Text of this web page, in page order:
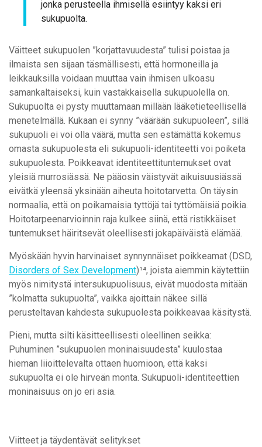
jonka perusteella ihmisellä esiintyy kaksi eri
sukupuolta.
Väitteet sukupuolen ”korjattavuudesta” tulisi poistaa ja
ilmaista sen sijaan täsmällisesti, että hormoneilla ja
leikkauksilla voidaan muuttaa vain ihmisen ulkoasu
samankaltaiseksi, kuin vastakkaisella sukupuolella on.
Sukupuolta ei pysty muuttamaan millään lääketieteellisellä
menetelmällä. Kukaan ei synny ”väärään sukupuoleen”, sillä
sukupuoli ei voi olla väärä, mutta sen estämättä kokemus
omasta sukupuolesta eli sukupuoli-identiteetti voi poiketa
sukupuolesta. Poikkeavat identiteettituntemukset ovat
yleisiä murrosiässä. Ne pääosin väistyvät aikuisuusiässä
eivätkä yleensä yksinään aiheuta hoitotarvetta. On täysin
normaalia, että on poikamaisia tyttöjä tai tyttömäisiä poikia.
Hoitotarpeenarvioinnin raja kulkee siinä, että ristikkäiset
tuntemukset häiritsevät oleellisesti jokapäiväistä elämää.
Myöskään hyvin harvinaiset synnynnäiset poikkeamat (DSD,
Disorders of Sex Development)¹⁴, joista aiemmin käytettiin
myös nimitystä intersukupuolisuus, eivät muodosta mitään
”kolmatta sukupuolta”, vaikka ajoittain näkee sillä
perusteltavan kahdesta sukupuolesta poikkeavaa käsitystä.
Pieni, mutta silti käsitteellisesti oleellinen seikka:
Puhuminen ”sukupuolen moninaisuudesta” kuulostaa
hieman liioittelevalta ottaen huomioon, että kaksi
sukupuolta ei ole hirveän monta. Sukupuoli-identiteettien
moninaisuus on jo eri asia.
Viitteet ja täydentävät selitykset